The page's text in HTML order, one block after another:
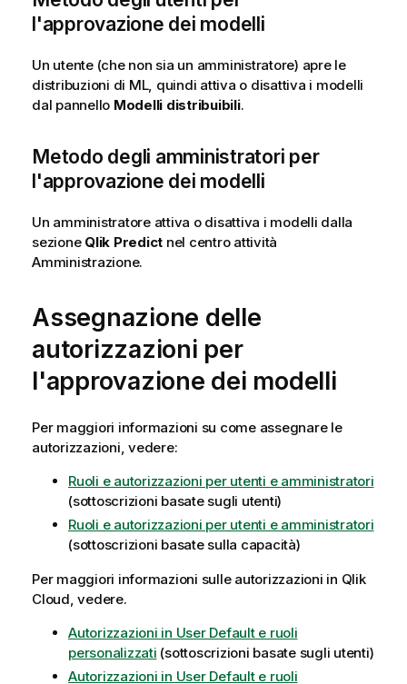
l'approvazione dei modelli
Un utente (che non sia un amministratore) apre le
distribuzioni di ML, quindi attiva o disattiva i modelli
dal pannello Modelli distribuibili.
Metodo degli amministratori per
l'approvazione dei modelli
Un amministratore attiva o disattiva i modelli dalla
sezione Qlik Predict nel centro attività
Amministrazione.
Assegnazione delle
autorizzazioni per
l'approvazione dei modelli
Per maggiori informazioni su come assegnare le
autorizzazioni, vedere:
Ruoli e autorizzazioni per utenti e amministratori
(sottoscrizioni basate sugli utenti)
Ruoli e autorizzazioni per utenti e amministratori
(sottoscrizioni basate sulla capacità)
Per maggiori informazioni sulle autorizzazioni in Qlik
Cloud , vedere.
Autorizzazioni in User Default e ruoli
personalizzati (sottoscrizioni basate sugli utenti)
Autorizzazioni in User Default e ruoli